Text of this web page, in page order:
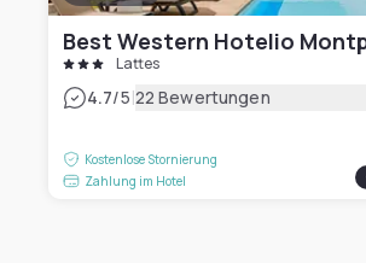
Best Western Hotelio
Lattes
4.7/5|22 Bewertungen
Kostenlose Stornierung
Zahlung im Hotel